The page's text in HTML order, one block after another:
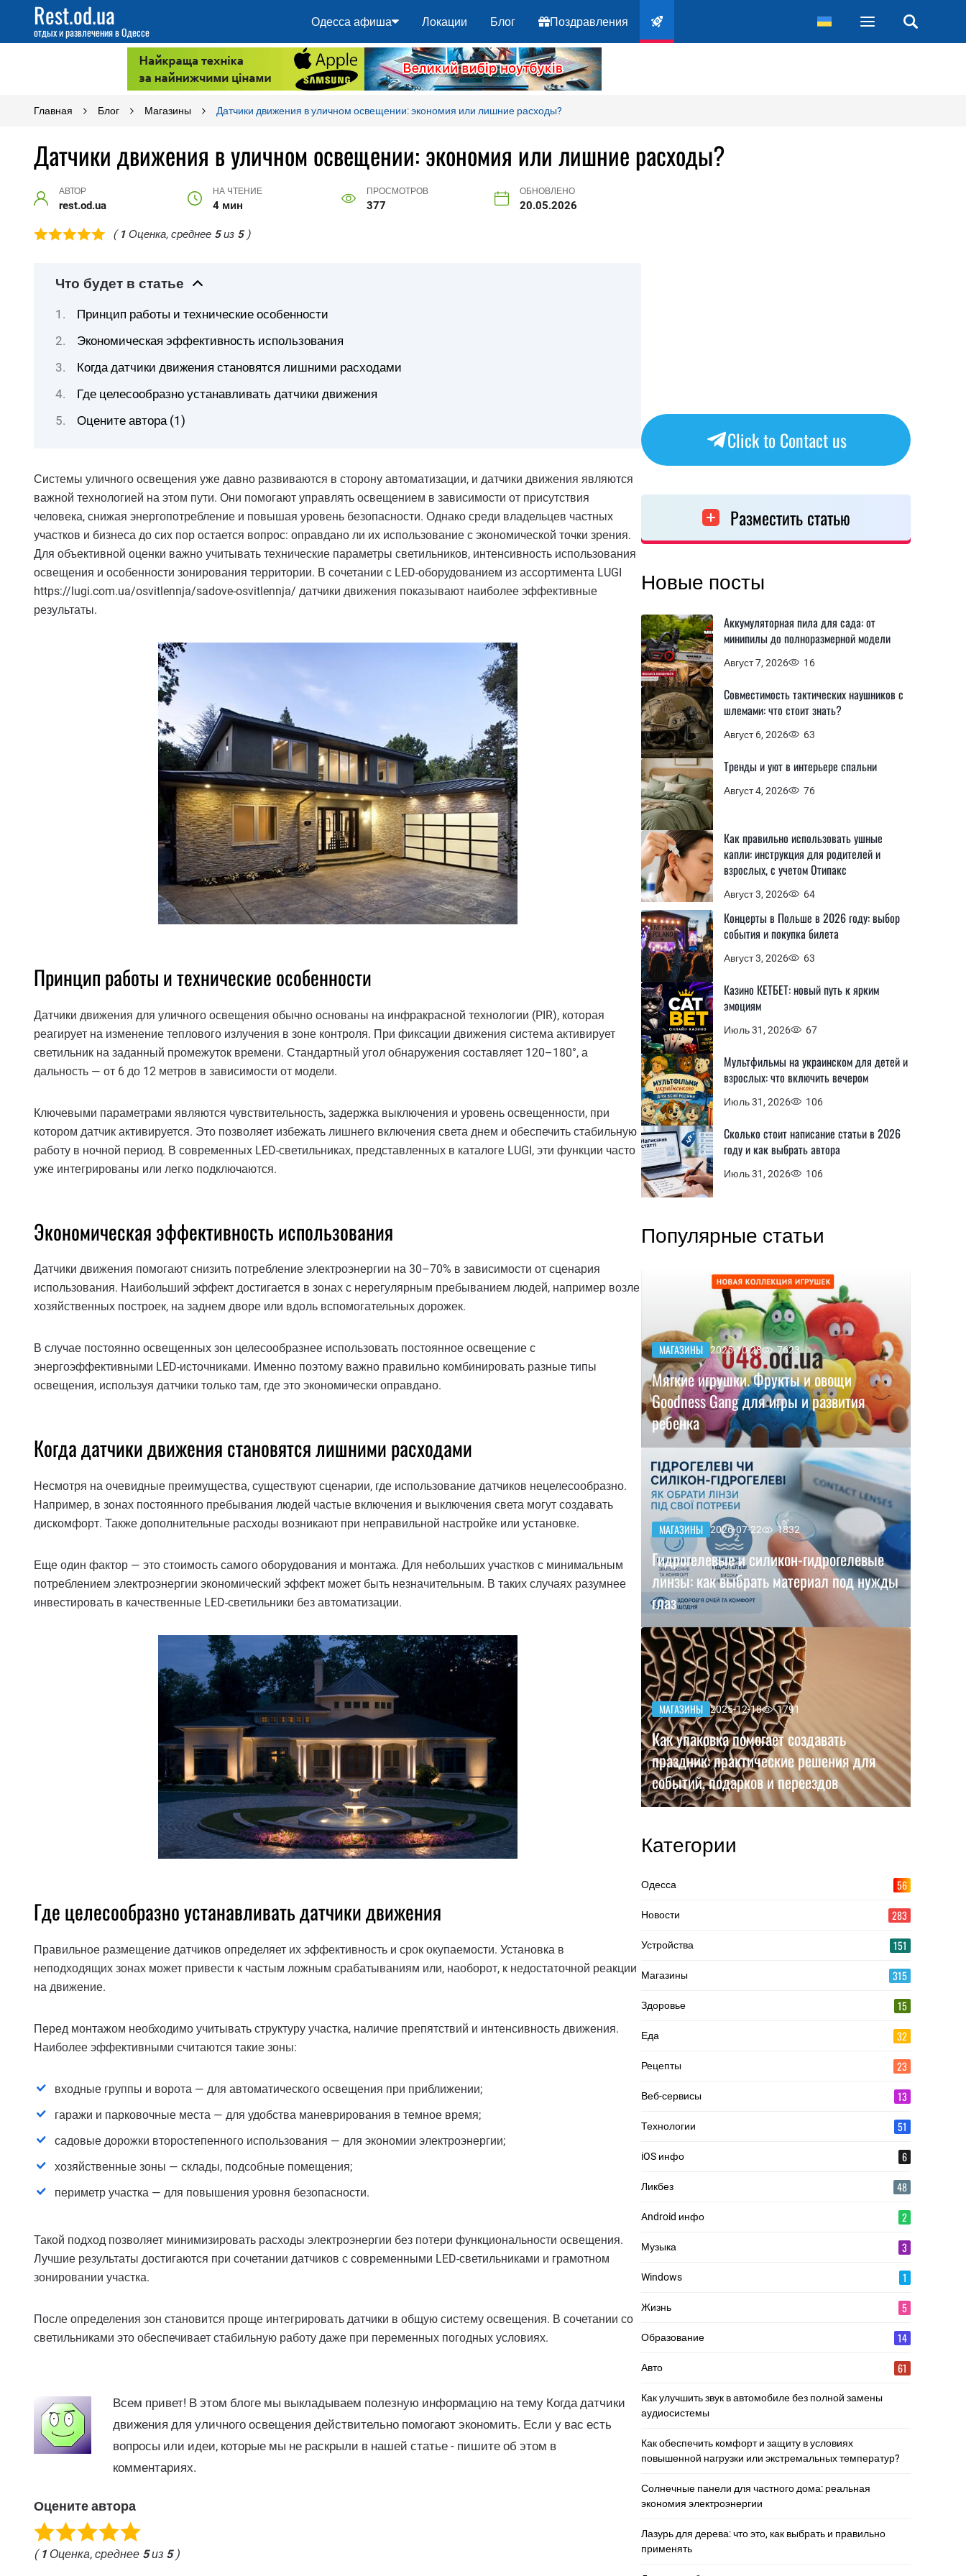
Rest.od.ua
отдых и развлечения в Одессе
Одесса афиша Локации Блог Поздравления
Главная Блог Магазины Датчики движения в уличном освещении: экономия или лишние расходы?
Датчики движения в уличном освещении: экономия или лишние расходы?
АВТОР
rest.od.ua
НА ЧТЕНИЕ
4 мин
ПРОСМОТРОВ
377
ОБНОВЛЕНО
20.05.2026
( 1 Оценка, среднее 5из 5)
Что будет в статье
Принцип работы и технические особенности
Экономическая эффективность использования
Когда датчики движения становятся лишними расходами
Где целесообразно устанавливать датчики движения
Оцените автора (1)
Системы уличного освещения уже давно развиваются в сторону автоматизации, и датчики движения являются
важной технологией на этом пути. Они помогают управлять освещением в зависимости от присутствия
человека, снижая энергопотребление и повышая уровень безопасности. Однако среди владельцев частных
участков и бизнеса до сих пор остается вопрос: оправдано ли их использование с экономической точки зрения.
Для объективной оценки важно учитывать технические параметры светильников, интенсивность использования
освещения и особенности зонирования территории. В сочетании с LED-оборудованием из ассортимента LUGI
https://lugi.com.ua/osvitlennja/sadove-osvitlennja/ датчики движения показывают наиболее эффективные
результаты.
Принцип работы и технические особенности
Датчики движения для уличного освещения обычно основаны на инфракрасной технологии (PIR), которая
реагирует на изменение теплового излучения в зоне контроля. При фиксации движения система активирует
светильник на заданный промежуток времени. Стандартный угол обнаружения составляет 120–180°, а
дальность — от 6 до 12 метров в зависимости от модели.
Ключевыми параметрами являются чувствительность, задержка выключения и уровень освещенности, при
котором датчик активируется. Это позволяет избежать лишнего включения света днем и обеспечить стабильную
работу в ночной период. В современных LED-светильниках, представленных в каталоге LUGI, эти функции часто
уже интегрированы или легко подключаются.
Экономическая эффективность использования
Датчики движения помогают снизить потребление электроэнергии на 30–70% в зависимости от сценария
использования. Наибольший эффект достигается в зонах с нерегулярным пребыванием людей, например возле
хозяйственных построек, на заднем дворе или вдоль вспомогательных дорожек.
В случае постоянно освещенных зон целесообразнее использовать постоянное освещение с
энергоэффективными LED-источниками. Именно поэтому важно правильно комбинировать разные типы
освещения, используя датчики только там, где это экономически оправдано.
Когда датчики движения становятся лишними расходами
Несмотря на очевидные преимущества, существуют сценарии, где использование датчиков нецелесообразно.
Например, в зонах постоянного пребывания людей частые включения и выключения света могут создавать
дискомфорт. Также дополнительные расходы возникают при неправильной настройке или установке.
Еще один фактор — это стоимость самого оборудования и монтажа. Для небольших участков с минимальным
потреблением электроэнергии экономический эффект может быть незначительным. В таких случаях разумнее
инвестировать в качественные LED-светильники без автоматизации.
Где целесообразно устанавливать датчики движения
Правильное размещение датчиков определяет их эффективность и срок окупаемости. Установка в
неподходящих зонах может привести к частым ложным срабатываниям или, наоборот, к недостаточной реакции
на движение.
Перед монтажом необходимо учитывать структуру участка, наличие препятствий и интенсивность движения.
Наиболее эффективными считаются такие зоны:
входные группы и ворота — для автоматического освещения при приближении;
гаражи и парковочные места — для удобства маневрирования в темное время;
садовые дорожки второстепенного использования — для экономии электроэнергии;
хозяйственные зоны — склады, подсобные помещения;
периметр участка — для повышения уровня безопасности.
Такой подход позволяет минимизировать расходы электроэнергии без потери функциональности освещения.
Лучшие результаты достигаются при сочетании датчиков с современными LED-светильниками и грамотном
зонировании участка.
После определения зон становится проще интегрировать датчики в общую систему освещения. В сочетании со
светильниками это обеспечивает стабильную работу даже при переменных погодных условиях.
Всем привет! В этом блоге мы выкладываем полезную информацию на тему Когда датчики
движения для уличного освещения действительно помогают экономить. Если у вас есть
вопросы или идеи, которые мы не раскрыли в нашей статье - пишите об этом в
комментариях.
Оцените автора
( 1 Оценка, среднее 5из 5)
Click to Contact us
Разместить статью
Новые посты
Август 7, 2026 16
Аккумуляторная пила для сада: от
минипилы до полноразмерной модели
Август 6, 2026 63
Совместимость тактических наушников с
шлемами: что стоит знать?
Август 4, 2026 76
Тренды и уют в интерьере спальни
Август 3, 2026 64
Как правильно использовать ушные
капли: инструкция для родителей и
взрослых, с учетом Отипакс
Август 3, 2026 63
Концерты в Польше в 2026 году: выбор
события и покупка билета
Июль 31, 2026 67
Казино КЕТБЕТ: новый путь к ярким
эмоциям
Июль 31, 2026 106
Мультфильмы на украинском для детей и
взрослых: что включить вечером
Июль 31, 2026 106
Сколько стоит написание статьи в 2026
году и как выбрать автора
Популярные статьи
МАГАЗИНЫ 2025-10-28 7623
Мягкие игрушки. Фрукты и овощи
Goodness Gang для игры и развития
ребенка
МАГАЗИНЫ 2026-07-22 1832
Гидрогелевые и силикон-гидрогелевые
линзы: как выбрать материал под нужды
глаз
МАГАЗИНЫ 2025-12-18 1791
Как упаковка помогает создавать
праздник: практические решения для
событий, подарков и переездов
Категории
Одесса 56
Новости 283
Устройства 151
Магазины 315
Здоровье 15
Еда 32
Рецепты 23
Веб-сервисы 13
Технологии 51
iOS инфо 6
Ликбез 48
Android инфо 2
Музыка 3
Windows 1
Жизнь 5
Образование 14
Авто 61
Как улучшить звук в автомобиле без полной замены
аудиосистемы
Как обеспечить комфорт и защиту в условиях
повышенной нагрузки или экстремальных температур?
Солнечные панели для частного дома: реальная
экономия электроэнергии
Лазурь для дерева: что это, как выбрать и правильно
применять